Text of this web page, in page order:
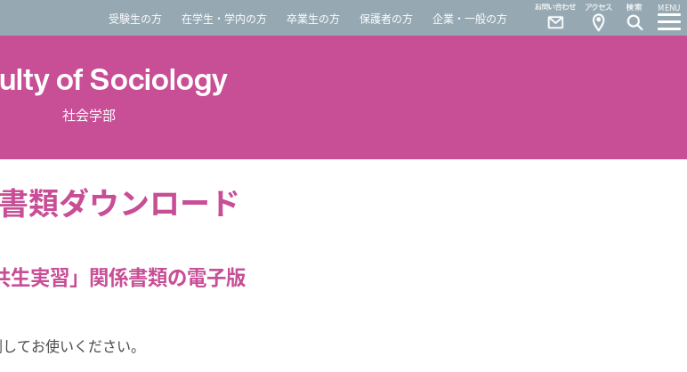
受験生の方 在学生・学内の方 卒業生の方 保護者の方 企業・一般の方
MENU
Access
Contact
of Sociology
社会学部
類ダウンロード
生実習」関係書類の電子版
てお使いください。